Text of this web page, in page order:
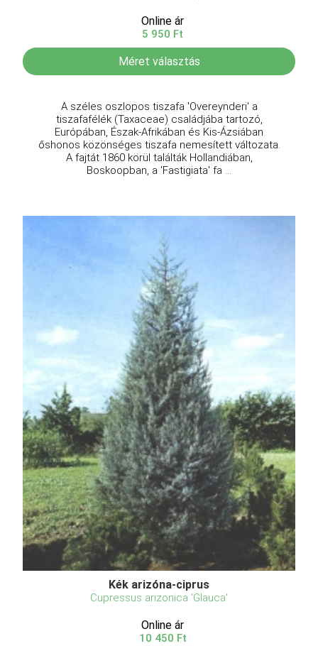
Online ár
5 950 Ft
Méret választás
A széles oszlopos tiszafa 'Overeynderi' a
tiszafafélék (Taxaceae) családjába tartozó,
Európában, Észak-Afrikában és Kis-Ázsiában
őshonos közönséges tiszafa nemesített változata.
A fajtát 1860 körül találták Hollandiában,
Boskoopban, a 'Fastigiata' fa ...
Kék arizóna-ciprus
Cupressus arizonica 'Glauca'
Online ár
10 450 Ft